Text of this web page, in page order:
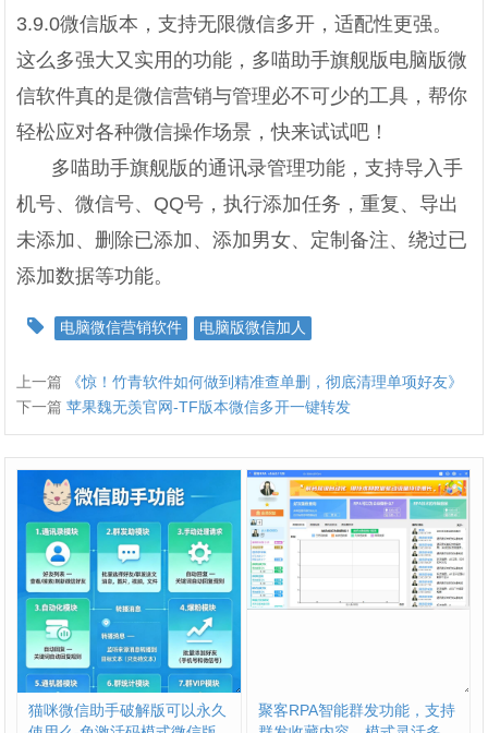
3.9.0微信版本，支持无限微信多开，适配性更强。
这么多强大又实用的功能，多喵助手旗舰版电脑版微
信软件真的是微信营销与管理必不可少的工具，帮你
轻松应对各种微信操作场景，快来试试吧！
多喵助手旗舰版的通讯录管理功能，支持导入手
机号、微信号、QQ号，执行添加任务，重复、导出
未添加、删除已添加、添加男女、定制备注、绕过已
添加数据等功能。
电脑微信营销软件 电脑版微信加人
上一篇
《惊！竹青软件如何做到精准查单删，彻底清理单项好友》​
下一篇苹果魏无羡官网-TF版本微信多开一键转发
猫咪微信助手破解版可以永久
聚客RPA智能群发功能，支持